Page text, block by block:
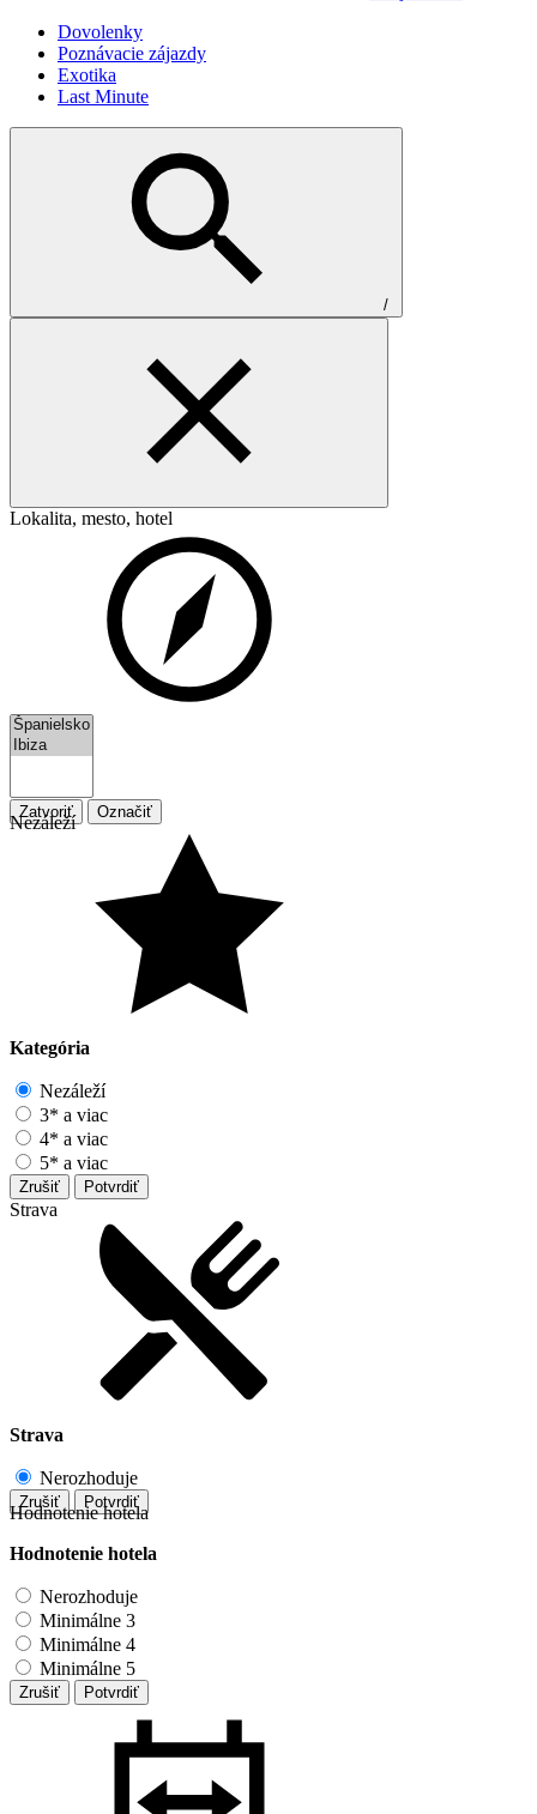
Dovolenky
Poznávacie zájazdy
Exotika
Last Minute
/
Lokalita, mesto, hotel
Zatvoriť Označiť
Nezáleží
Kategória
Nezáleží
3* a viac
4* a viac
5* a viac
Zrušiť Potvrdiť
Strava
Strava
Nerozhoduje
Zrušiť Potvrdiť
Hodnotenie hotela
Hodnotenie hotela
Nerozhoduje
Minimálne 3
Minimálne 4
Minimálne 5
Zrušiť Potvrdiť